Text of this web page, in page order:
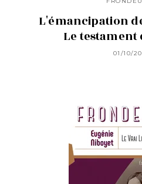
L'émancipation
Le testament
01/10/